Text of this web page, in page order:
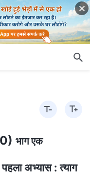
भाग एक
अभ्यास : त्याग